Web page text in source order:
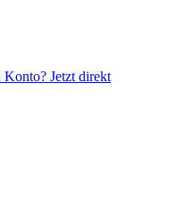
Konto? Jetzt direkt